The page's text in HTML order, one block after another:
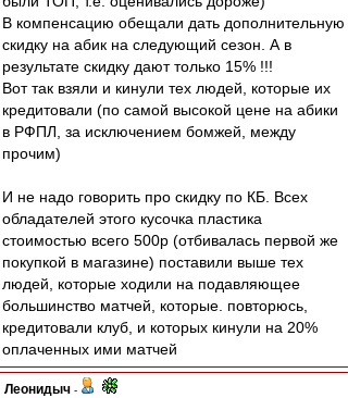
В компенсацию обещали дать дополнительную
скидку на абик на следующий сезон. А в
результате скидку дают только 15% !!!
Вот так взяли и кинули тех людей, которые их
кредитовали (по самой высокой цене на абики
в РФПЛ, за исключением бомжей, между
прочим)
И не надо говорить про скидку по КБ. Всех
обладателей этого кусочка пластика
стоимостью всего 500р (отбивалась первой же
покупкой в магазине) поставили выше тех
людей, которые ходили на подавляющее
большинство матчей, которые. повторюсь,
кредитовали клуб, и которых кинули на 20%
оплаченных ими матчей
Леонидыч -